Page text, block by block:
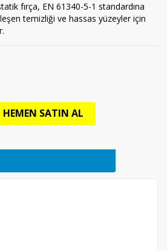
fırça, EN 61340-5-1 standardına
temizliği ve hassas yüzeyler için
HEMEN SATIN AL